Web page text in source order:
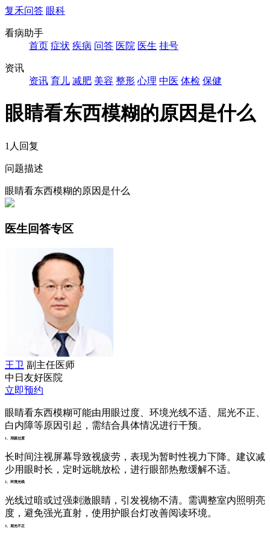
复禾问答 眼科
看病助手
首页 症状 疾病 问答 医院 医生 挂号
资讯
资讯 育儿 减肥 美容 整形 心理 中医 体检 保健
眼睛看东西模糊的原因是什么
1人回复
问题描述
眼睛看东西模糊的原因是什么
医生回答专区
王卫 副主任医师
中日友好医院
立即预约
眼睛看东西模糊可能由用眼过度、环境光线不适、屈光不正、
白内障等原因引起，需结合具体情况进行干预。
1、用眼过度
长时间注视屏幕导致视疲劳，表现为暂时性视力下降。建议减
少用眼时长，定时远眺放松，进行眼部热敷缓解不适。
2、环境光线
光线过暗或过强刺激眼睛，引发视物不清。需调整室内照明亮
度，避免强光直射，使用护眼台灯改善阅读环境。
3、屈光不正